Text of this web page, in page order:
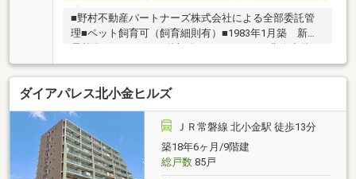
■野村不動産パートナーズ株式会社による全部委託管
理■ペット飼育可（飼育細則有）■1983年1月築 新耐
■新規リフォーム物件（2026年7月中旬完了） 《交
換》キッチン、浴室、洗面化粧台、トイレ、 《張
替》壁紙、クッションフロア 《その他》和室→洋室
に変更 等々
ダイアパレス北小金ヒルズ
ＪＲ常磐線 北小金駅 徒歩13分
築18年6ヶ月/9階建
総戸数85戸